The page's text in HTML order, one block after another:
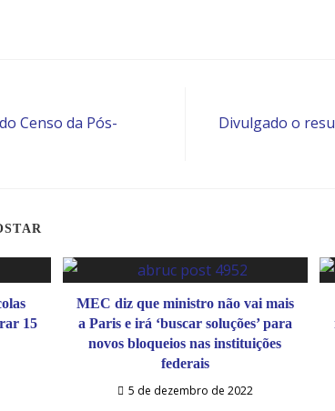
Censo da Pós-
Divulgado o
15
MEC diz que ministro não vai mais
a Paris e irá ‘buscar soluções’ para
novos bloqueios nas instituições
federais
5 de dezembro de 2022